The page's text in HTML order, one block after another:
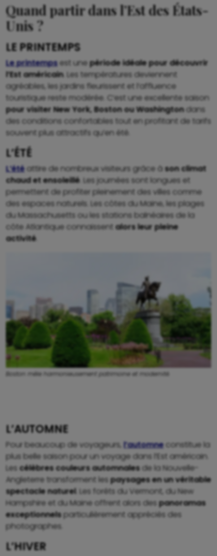
Quand partir dans l’Est des États-
Unis ?
LE PRINTEMPS
Le printempsest unepériode idéale pour découvrir
l’Est américain. Les températures deviennent
agréables, les jardins fleurissent et l’affluence
touristique reste modérée. C’est une excellente saison
pour visiter New York, Boston ou Washingtondans
des conditions confortables tout en profitant de tarifs
souvent plus attractifs qu’en été.
L’ÉTÉ
L’été attire de nombreux visiteurs grâce àson climat
chaud et ensoleillé . Les journées sont longues et
permettent de profiter pleinement des villes comme
des espaces naturels. Les côtes du Maine, les plages
du Massachusetts ou les stations balnéaires de la
côte Atlantique connaissent alors leur pleine
activité
Boston mêle harmonieusement patrimoine et modernité.
L’AUTOMNE
Pour beaucoup de voyageurs, l’automneconstitue la
plus belle saison pour un voyage dans l’Est américain.
Les célèbres couleurs automnales de la Nouvelle-
Angleterre transforment lespaysages en un véritable
spectacle naturel. Les forêts du Vermont, du New
Hampshire et du Maine offrent alors despanoramas
exceptionnelsparticulièrement appréciés des
photographes.
L’HIVER